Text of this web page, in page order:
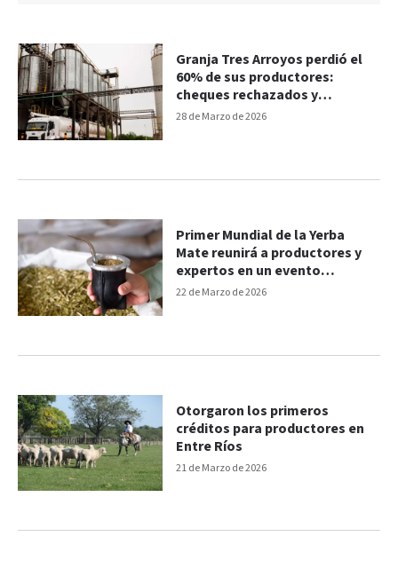
28 de Marzo de 2026
Granja Tres Arroyos perdió el
60% de sus productores:
cheques rechazados y
disminución significativa de la
22 de Marzo de 2026
Primer Mundial de la Yerba
Mate reunirá a productores y
expertos en un evento
internacional
21 de Marzo de 2026
Otorgaron los primeros
créditos para productores en
Entre Ríos